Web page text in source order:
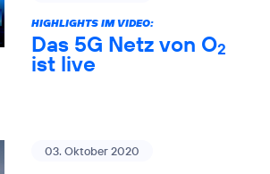
HIGHLIGHTS IM VIDEO:
Das 5G Netz von O2
ist live
03. Oktober 2020